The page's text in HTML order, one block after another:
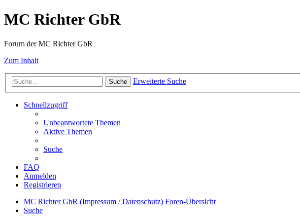
MC Richter GbR
Forum der MC Richter GbR
Zum Inhalt
Suche Erweiterte Suche
Schnellzugriff
Unbeantwortete Themen
Aktive Themen
Suche
FAQ
Anmelden
Registrieren
MC Richter GbR (Impressum / Datenschutz) Foren-Übersicht
Suche